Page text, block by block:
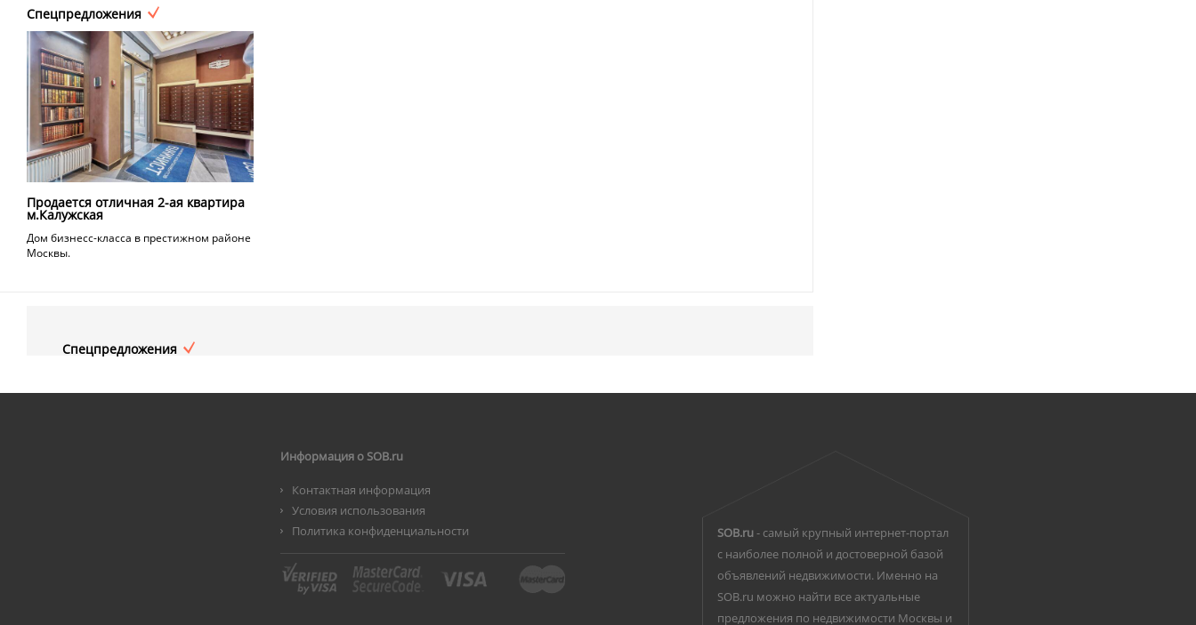
Спецпредложения
Продается отличная 2-ая квартира
м.Калужская
Дом бизнесс-класса в престижном районе
Москвы.
Спецпредложения
Информация о SOB.ru
Контактная информация
Условия использования
Политика конфиденциальности
SOB.ru- самый крупный интернет-портал
с наиболее полной и достоверной базой
объявлений недвижимости. Именно на
SOB.ru можно найти все актуальные
предложения по недвижимости Москвы и